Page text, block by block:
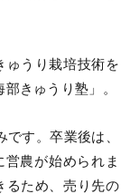
ゅうり栽培技術を
きゅうり塾」。
す。卒業後は、
農が始められま
るため、売り先の